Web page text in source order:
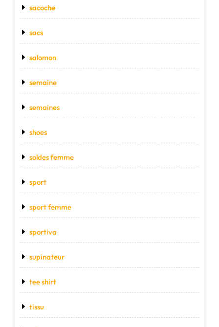
sacoche
sacs
salomon
semaine
semaines
shoes
soldes femme
sport
sport femme
sportiva
supinateur
tee shirt
tissu